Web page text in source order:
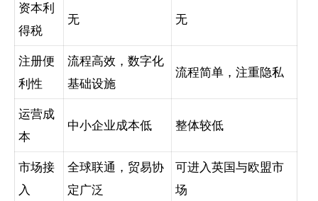
资本利
得税
无 无
注册便
利性
流程高效，数字化
基础设施
流程简单，注重隐私
运营成
本
中小企业成本低 整体较低
市场接
入
全球联通，贸易协
定广泛
可进入英国与欧盟市
场